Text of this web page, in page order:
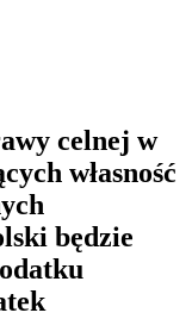
celnej w
własność
będzie